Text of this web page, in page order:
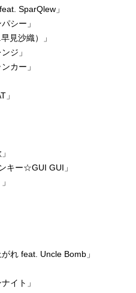
SparQlew」
シー」
見沙織）」
ジ」
カー」
」
キー☆GUI GUI」
れ feat. Uncle Bomb」
イト」